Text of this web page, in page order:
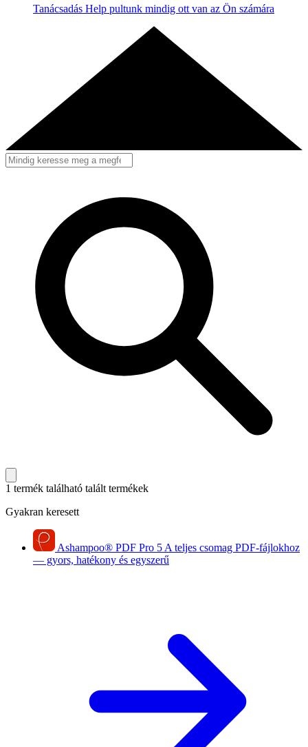
Tanácsadás Help pultunk mindig ott van az Ön számára
1 termék található talált termékek
Gyakran keresett
Ashampoo® PDF Pro 5 A teljes csomag PDF-fájlokhoz
— gyors, hatékony és egyszerű